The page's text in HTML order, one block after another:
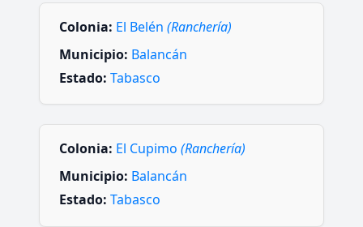
Colonia: El Belén (Ranchería)
Municipio: Balancán
Estado: Tabasco
Colonia: El Cupimo (Ranchería)
Municipio: Balancán
Estado: Tabasco